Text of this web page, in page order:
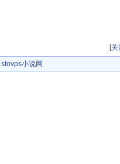
[关
stovps小说网